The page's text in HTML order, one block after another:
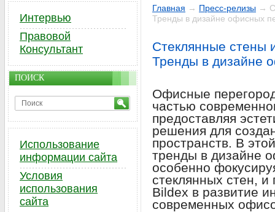
Главная → Пресс-релизы →
Тренды в дизайне офисных
Стеклянные стены
Тренды в дизайне
Офисные
частью
предоставляя
решения для
пространств. В
тренды в дизайне
особенно
стеклянных стен,
Bildex в развитие
современных
Интервью
Правовой
Консультант
ПОИСК
Использование
информации сайта
Условия
использования
сайта